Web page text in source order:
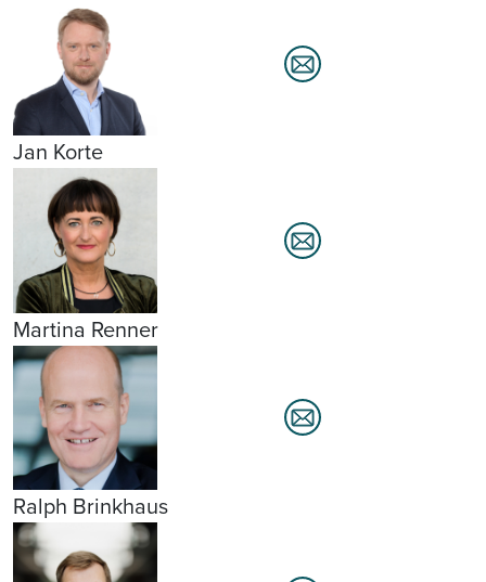
Jan Korte
Martina Renner
Ralph Brinkhaus